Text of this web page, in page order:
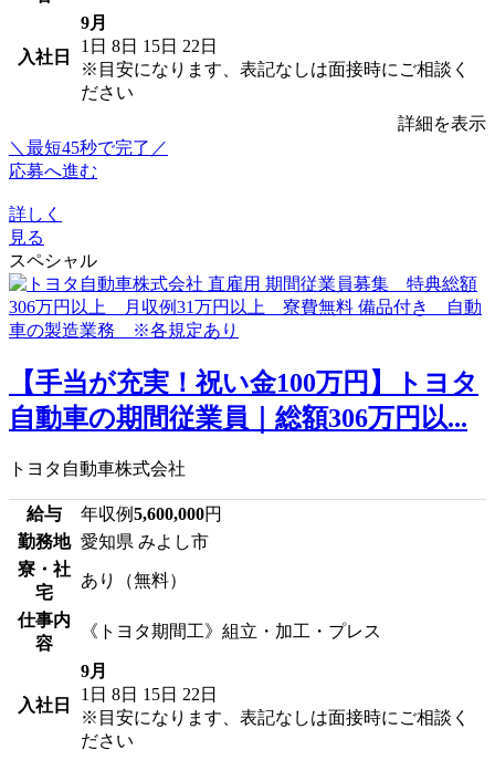
入社日
9月
1日 8日 15日 22日
※目安になります、表記なしは面接時にご相談く
ださい
詳細を表示
＼最短45秒で完了／
応募へ進む
詳しく
見る
スペシャル
【手当が充実！祝い金100万円】トヨタ
自動車の期間従業員｜総額306万円以...
トヨタ自動車株式会社
給与 年収例5,600,000円
勤務地 愛知県 みよし市
寮・社
宅
あり（無料）
仕事内
容
《トヨタ期間工》組立・加工・プレス
入社日
9月
1日 8日 15日 22日
※目安になります、表記なしは面接時にご相談く
ださい